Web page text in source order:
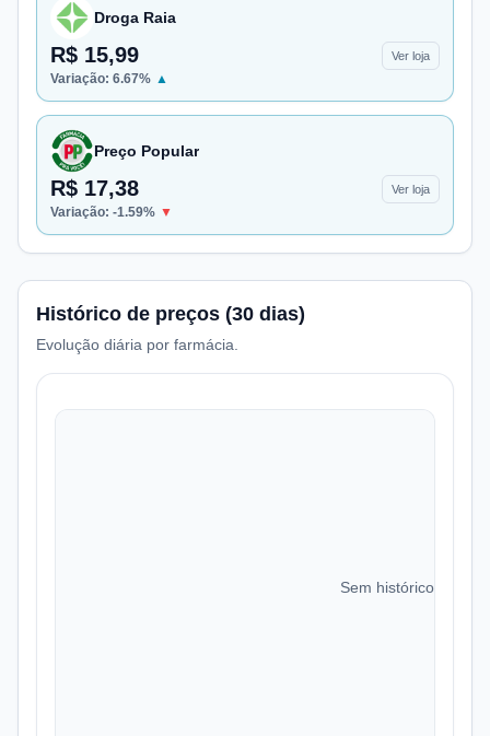
Droga Raia
R$ 15,99 Ver loja
Variação: 6.67% ▲
Preço Popular
R$ 17,38 Ver loja
Variação: -1.59% ▼
Histórico de preços (30 dias)
Evolução diária por farmácia.
Sem histórico de